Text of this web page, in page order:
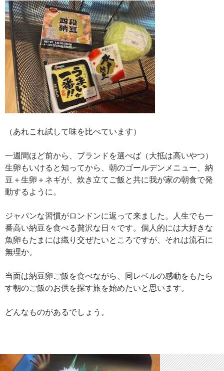
（あれこれ試して味を比べています）
一週間ほど前から、ブランドを選べば（大抵は高いやつ）
生卵もいけると知ってから、朝のゴールデンメニュー、納
豆＋生卵＋ネギが、炊き立てご飯と共に我が家の朝食で発
動するように。
ジャパンな習慣がロンドンに返って来ました。人生でも一
番高い納豆を食べる贅沢な日々です。個人的には大好きな
魚卵もたまには織り交ぜたいところですが、それは流石に
無理か。
当面は納豆卵ご飯を食べながら、同レベルの感動をもたら
す朝のご飯のお供を探す旅を始めたいと思います。
どんなものがあるでしょう。